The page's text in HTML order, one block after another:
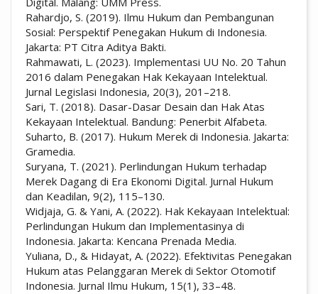
Rahardjo, S. (2019). Ilmu Hukum dan Pembangunan
Sosial: Perspektif Penegakan Hukum di Indonesia.
Jakarta: PT Citra Aditya Bakti.
Rahmawati, L. (2023). Implementasi UU No. 20 Tahun
2016 dalam Penegakan Hak Kekayaan Intelektual.
Jurnal Legislasi Indonesia, 20(3), 201–218.
Sari, T. (2018). Dasar-Dasar Desain dan Hak Atas
Kekayaan Intelektual. Bandung: Penerbit Alfabeta.
Suharto, B. (2017). Hukum Merek di Indonesia. Jakarta:
Gramedia.
Suryana, T. (2021). Perlindungan Hukum terhadap
Merek Dagang di Era Ekonomi Digital. Jurnal Hukum
dan Keadilan, 9(2), 115–130.
Widjaja, G. & Yani, A. (2022). Hak Kekayaan Intelektual:
Perlindungan Hukum dan Implementasinya di
Indonesia. Jakarta: Kencana Prenada Media.
Yuliana, D., & Hidayat, A. (2022). Efektivitas Penegakan
Hukum atas Pelanggaran Merek di Sektor Otomotif
Indonesia. Jurnal Ilmu Hukum, 15(1), 33–48.